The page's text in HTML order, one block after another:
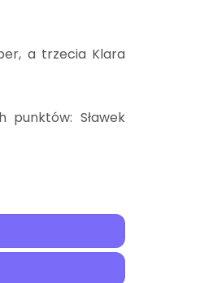
a trzecia Klara
Sławek